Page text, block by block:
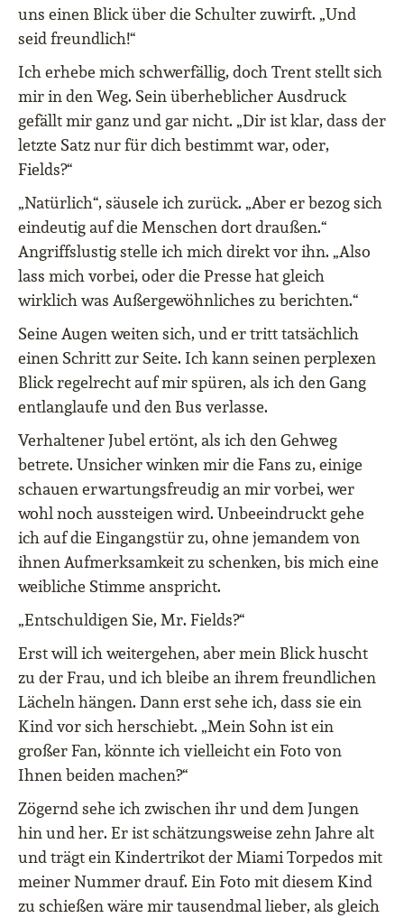
uns einen Blick über die Schulter zuwirft. „Und
seid freundlich!“
Ich erhebe mich schwerfällig, doch Trent stellt sich
mir in den Weg. Sein überheblicher Ausdruck
gefällt mir ganz und gar nicht. „Dir ist klar, dass der
letzte Satz nur für dich bestimmt war, oder,
Fields?“
„Natürlich“, säusele ich zurück. „Aber er bezog sich
eindeutig auf die Menschen dort draußen.“
Angriffslustig stelle ich mich direkt vor ihn. „Also
lass mich vorbei, oder die Presse hat gleich
wirklich was Außergewöhnliches zu berichten.“
Seine Augen weiten sich, und er tritt tatsächlich
einen Schritt zur Seite. Ich kann seinen perplexen
Blick regelrecht auf mir spüren, als ich den Gang
entlanglaufe und den Bus verlasse.
Verhaltener Jubel ertönt, als ich den Gehweg
betrete. Unsicher winken mir die Fans zu, einige
schauen erwartungsfreudig an mir vorbei, wer
wohl noch aussteigen wird. Unbeeindruckt gehe
ich auf die Eingangstür zu, ohne jemandem von
ihnen Aufmerksamkeit zu schenken, bis mich eine
weibliche Stimme anspricht.
„Entschuldigen Sie, Mr. Fields?“
Erst will ich weitergehen, aber mein Blick huscht
zu der Frau, und ich bleibe an ihrem freundlichen
Lächeln hängen. Dann erst sehe ich, dass sie ein
Kind vor sich herschiebt. „Mein Sohn ist ein
großer Fan, könnte ich vielleicht ein Foto von
Ihnen beiden machen?“
Zögernd sehe ich zwischen ihr und dem Jungen
hin und her. Er ist schätzungsweise zehn Jahre alt
und trägt ein Kindertrikot der Miami Torpedos mit
meiner Nummer drauf. Ein Foto mit diesem Kind
zu schießen wäre mir tausendmal lieber, als gleich